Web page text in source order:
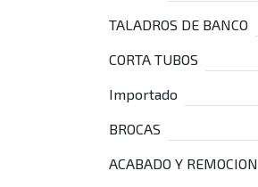
TALADROS DE BANCO
CORTA TUBOS
Importado
BROCAS
ACABADO Y REMOCION